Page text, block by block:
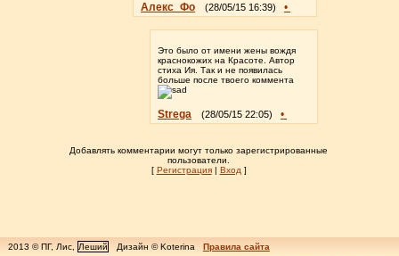
Алекс_Фо (28/05/15 16:39) •
Это было от имени жены вождя
краснокожих на Красоте. Автор
стиха Ия. Так и не появилась
больше после твоего коммента
Strega (28/05/15 22:05) •
Добавлять комментарии могут только зарегистрированные
пользователи.
[ Регистрация| Вход ]
2013 © ПГ, Лис, Леший Дизайн © Koterina
Правила сайта